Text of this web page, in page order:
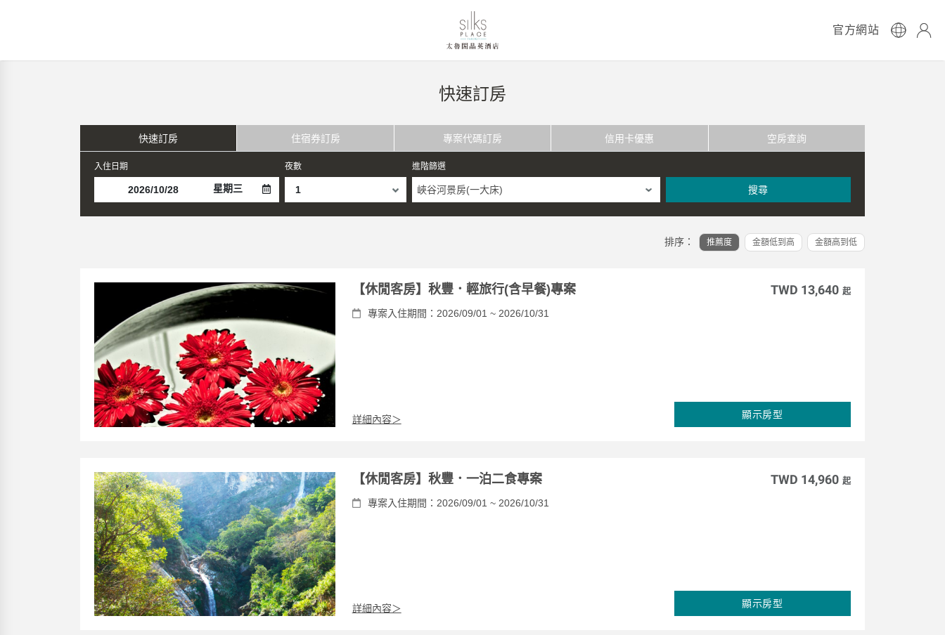
官方網站
快速訂房
快速訂房 住宿券訂房 專案代碼訂房 信用卡優惠 空房查詢
入住日期
星期三
夜數 進階篩選
峽谷河景房(一大床) 搜尋
排序： 推薦度 金額低到高 金額高到低
【休閒客房】秋豐．輕旅行(含早餐)專案
專案入住期間：2026/09/01 ~ 2026/10/31
詳細內容＞
TWD 13,640 起
顯示房型
【休閒客房】秋豐．一泊二食專案
專案入住期間：2026/09/01 ~ 2026/10/31
詳細內容＞
TWD 14,960 起
顯示房型